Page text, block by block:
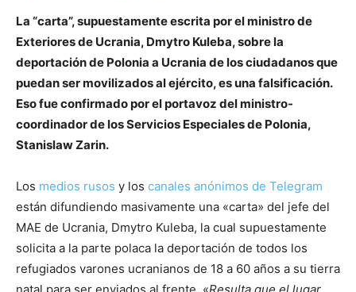
La “carta”, supuestamente escrita por el ministro de
Exteriores de Ucrania, Dmytro Kuleba, sobre la
deportación de Polonia a Ucrania de los ciudadanos que
puedan ser movilizados al ejército, es una falsificación.
Eso fue confirmado por el portavoz del ministro-
coordinador de los Servicios Especiales de Polonia,
Stanislaw Zarin.
Los medios rusos y los canales anónimos de Telegram
están difundiendo masivamente una «carta» del jefe del
MAE de Ucrania, Dmytro Kuleba, la cual supuestamente
solicita a la parte polaca la deportación de todos los
refugiados varones ucranianos de 18 a 60 años a su tierra